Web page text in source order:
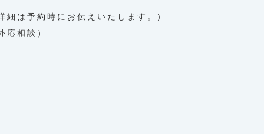
細は予約時にお伝えいたします。)
相談）